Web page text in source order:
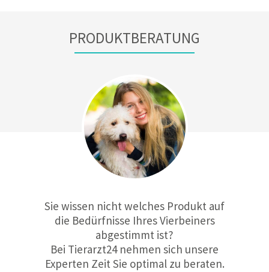
PRODUKTBERATUNG
Sie wissen nicht welches Produkt auf
die Bedürfnisse Ihres Vierbeiners
abgestimmt ist?
Bei Tierarzt24 nehmen sich unsere
Experten Zeit Sie optimal zu beraten.